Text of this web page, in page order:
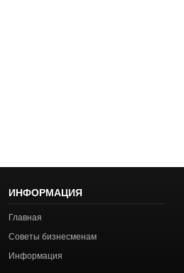
ИНФОРМАЦИЯ
Главная
Советы бизнесменам
Информация